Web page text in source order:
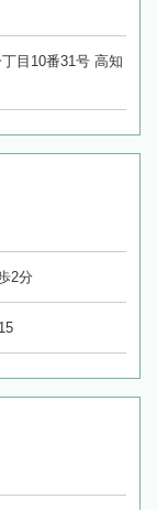
目10番31号 高知
2分